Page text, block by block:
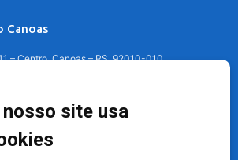
nosso site usa
Canoas
– Centro, Canoas – RS, 92010-010
Teresópolis